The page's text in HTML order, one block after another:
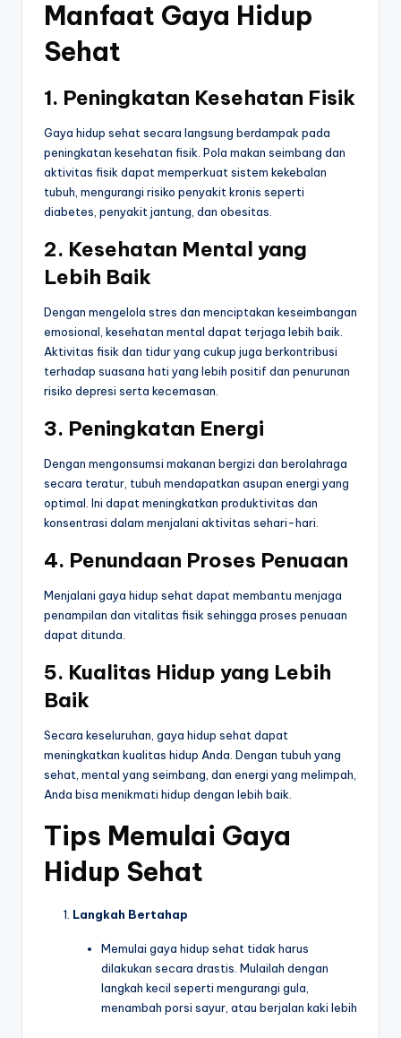
Manfaat Gaya Hidup
Sehat
1. Peningkatan Kesehatan Fisik
Gaya hidup sehat secara langsung berdampak pada
peningkatan kesehatan fisik. Pola makan seimbang dan
aktivitas fisik dapat memperkuat sistem kekebalan
tubuh, mengurangi risiko penyakit kronis seperti
diabetes, penyakit jantung, dan obesitas.
2. Kesehatan Mental yang
Lebih Baik
Dengan mengelola stres dan menciptakan keseimbangan
emosional, kesehatan mental dapat terjaga lebih baik.
Aktivitas fisik dan tidur yang cukup juga berkontribusi
terhadap suasana hati yang lebih positif dan penurunan
risiko depresi serta kecemasan.
3. Peningkatan Energi
Dengan mengonsumsi makanan bergizi dan berolahraga
secara teratur, tubuh mendapatkan asupan energi yang
optimal. Ini dapat meningkatkan produktivitas dan
konsentrasi dalam menjalani aktivitas sehari-hari.
4. Penundaan Proses Penuaan
Menjalani gaya hidup sehat dapat membantu menjaga
penampilan dan vitalitas fisik sehingga proses penuaan
dapat ditunda.
5. Kualitas Hidup yang Lebih
Baik
Secara keseluruhan, gaya hidup sehat dapat
meningkatkan kualitas hidup Anda. Dengan tubuh yang
sehat, mental yang seimbang, dan energi yang melimpah,
Anda bisa menikmati hidup dengan lebih baik.
Tips Memulai Gaya
Hidup Sehat
Langkah Bertahap
Memulai gaya hidup sehat tidak harus
dilakukan secara drastis. Mulailah dengan
langkah kecil seperti mengurangi gula,
menambah porsi sayur, atau berjalan kaki lebih